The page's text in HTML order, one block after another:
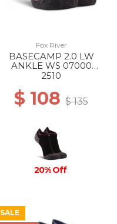
Fox River
BASECAMP 2.0 LW
ANKLE WS 07000
BLACK
2510
$ 108 $ 135
20% Off
SALE